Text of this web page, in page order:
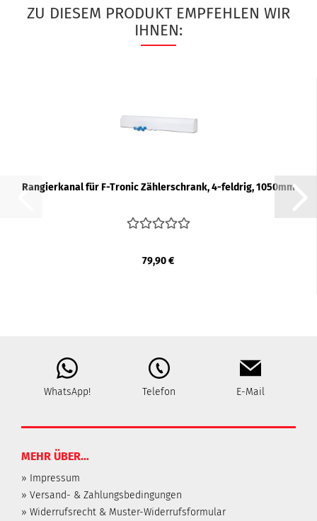
ZU DIESEM PRODUKT EMPFEHLEN WIR
IHNEN:
Ran­gier­ka­nal für F-​Tro­nic Zäh­ler­schrank, 4-​feld­rig, 1050mm
79,90 €
WhatsApp! Telefon E-Mail
MEHR ÜBER...
» Impressum
» Versand- & Zahlungsbedingungen
» Widerrufsrecht & Muster-Widerrufsformular